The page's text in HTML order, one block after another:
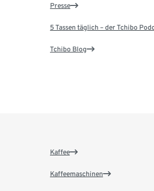
Presse
5 Tassen täglich – der Tchibo
Tchibo Blog
Kaffee
Kaffeemaschinen